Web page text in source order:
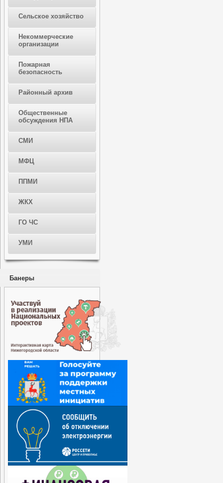
Сельское хозяйство
Некоммерческие
организации
Пожарная
безопасность
Районный архив
Общественные
обсуждения НПА
СМИ
МФЦ
ППМИ
ЖКХ
ГО ЧС
УМИ
Банеры